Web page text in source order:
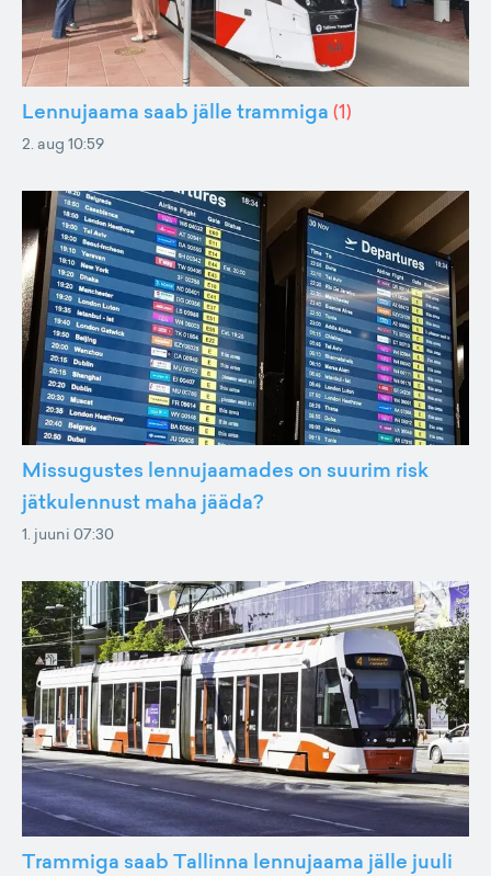
Lennujaama saab jälle trammiga (1)
2. aug 10:59
Missugustes lennujaamades on suurim risk
jätkulennust maha jääda?
1. juuni 07:30
Trammiga saab Tallinna lennujaama jälle juuli